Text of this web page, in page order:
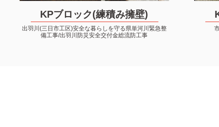
KPブロック(練積み擁壁)
出羽川(三日市工区)安全な暮らしを守る県単河川緊急整
備工事/出羽川防災安全交付金総流防工事